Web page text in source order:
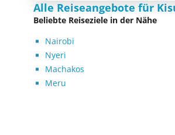
Alle Reiseangebote für
Beliebte Reiseziele in der Nähe
Nairobi
Nyeri
Machakos
Meru